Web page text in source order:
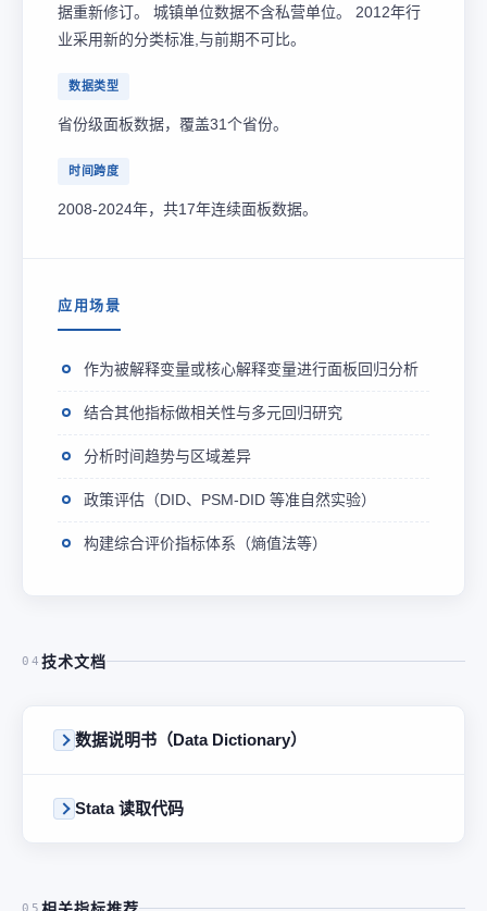
据重新修订。 城镇单位数据不含私营单位。 2012年行
业采用新的分类标准,与前期不可比。
数据类型
省份级面板数据，覆盖31个省份。
时间跨度
2008-2024年，共17年连续面板数据。
应用场景
作为被解释变量或核心解释变量进行面板回归分析
结合其他指标做相关性与多元回归研究
分析时间趋势与区域差异
政策评估（DID、PSM-DID 等准自然实验）
构建综合评价指标体系（熵值法等）
04 技术文档
数据说明书（Data Dictionary）
Stata 读取代码